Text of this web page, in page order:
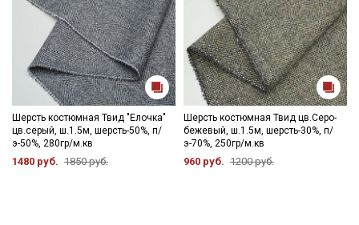
Шерсть костюмная Твид "Елочка"
цв.серый, ш.1.5м, шерсть-50%, п/
э-50%, 280гр/м.кв
1480 руб. 1850 руб.
Шерсть костюмная Твид цв.Серо-
бежевый, ш.1.5м, шерсть-30%, п/
э-70%, 250гр/м.кв
960 руб. 1200 руб.